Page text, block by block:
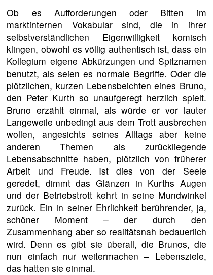
Ob es Aufforderungen oder Bitten im
marktinternen Vokabular sind, die in ihrer
selbstverständlichen Eigenwilligkeit komisch
klingen, obwohl es völlig authentisch ist, dass ein
Kollegium eigene Abkürzungen und Spitznamen
benutzt, als seien es normale Begriffe. Oder die
plötzlichen, kurzen Lebensbeichten eines Bruno,
den Peter Kurth so unaufgeregt herzlich spielt.
Bruno erzählt einmal, als würde er vor lauter
Langeweile unbedingt aus dem Trott ausbrechen
wollen, angesichts seines Alltags aber keine
anderen Themen als zurückliegende
Lebensabschnitte haben, plötzlich von früherer
Arbeit und Freude. Ist dies von der Seele
geredet, dimmt das Glänzen in Kurths Augen
und der Betriebstrott kehrt in seine Mundwinkel
zurück. Ein in seiner Ehrlichkeit berührender, ja,
schöner Moment – der durch den
Zusammenhang aber so realitätsnah bedauerlich
wird. Denn es gibt sie überall, die Brunos, die
nun einfach nur weitermachen – Lebensziele,
das hatten sie einmal.